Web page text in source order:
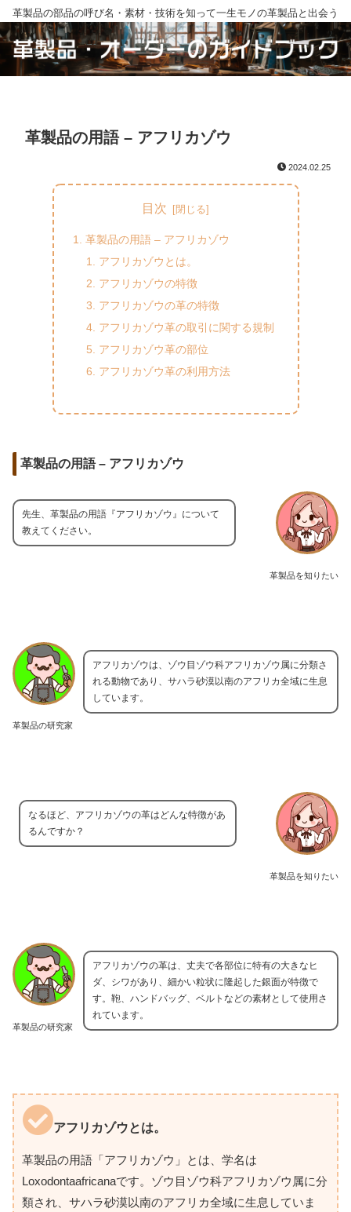
革製品の部品の呼び名・素材・技術を知って一生モノの革製品と出会う
革製品の用語 – アフリカゾウ
2024.02.25
目次
革製品の用語 – アフリカゾウ
アフリカゾウとは。
アフリカゾウの特徴
アフリカゾウの革の特徴
アフリカゾウ革の取引に関する規制
アフリカゾウ革の部位
アフリカゾウ革の利用方法
革製品の用語 – アフリカゾウ
革製品を知りたい
先生、革製品の用語『アフリカゾウ』について
教えてください。
革製品の研究家
アフリカゾウは、ゾウ目ゾウ科アフリカゾウ属に分類さ
れる動物であり、サハラ砂漠以南のアフリカ全域に生息
しています。
革製品を知りたい
なるほど、アフリカゾウの革はどんな特徴があ
るんですか？
革製品の研究家
アフリカゾウの革は、丈夫で各部位に特有の大きなヒ
ダ、シワがあり、細かい粒状に隆起した銀面が特徴で
す。鞄、ハンドバッグ、ベルトなどの素材として使用さ
れています。
アフリカゾウとは。
革製品の用語「アフリカゾウ」とは、学名は
Loxodontaafricanaです。ゾウ目ゾウ科アフリカゾウ属に分
類され、サハラ砂漠以南のアフリカ全域に生息していま